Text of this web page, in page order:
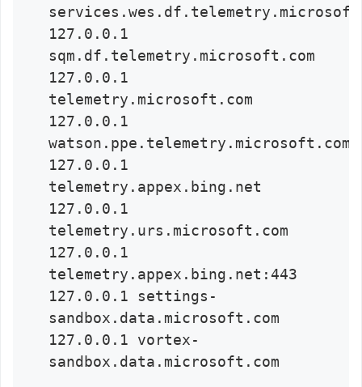
127.0.0.1
sqm.df.telemetry.microsoft.com
127.0.0.1
telemetry.microsoft.com
127.0.0.1
watson.ppe.telemetry.microsoft.com
127.0.0.1
telemetry.appex.bing.net
127.0.0.1
telemetry.urs.microsoft.com
127.0.0.1
telemetry.appex.bing.net:443
127.0.0.1 settings-
sandbox.data.microsoft.com
127.0.0.1 vortex-